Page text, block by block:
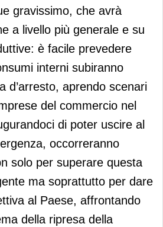
gravissimo, che avrà
a livello più generale e su
è facile prevedere
interni subiranno
d’arresto, aprendo scenari
del commercio nel
di poter uscire al
occorreranno
solo per superare questa
ma soprattutto per dare
al Paese, affrontando
della ripresa della